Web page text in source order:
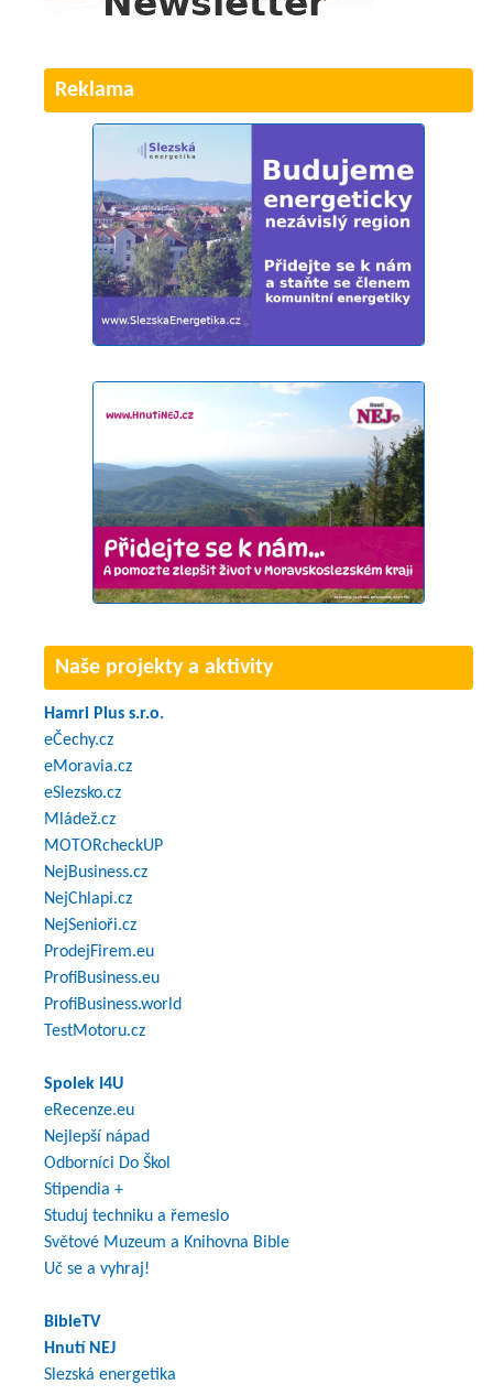
Reklama
Naše projekty a aktivity
Hamri Plus s.r.o.
eČechy.cz
eMoravia.cz
eSlezsko.cz
Mládež.cz
MOTORcheckUP
NejBusiness.cz
NejChlapi.cz
NejSenioři.cz
ProdejFirem.eu
ProfiBusiness.eu
ProfiBusiness.world
TestMotoru.cz
Spolek I4U
eRecenze.eu
Nejlepší nápad
Odborníci Do Škol
Stipendia +
Studuj techniku a řemeslo
Světové Muzeum a Knihovna Bible
Uč se a vyhraj!
BibleTV
Hnutí NEJ
Slezská energetika